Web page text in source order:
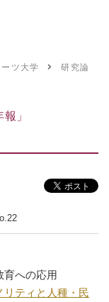
ツ大学 研究論文
」
育への応用
リティと人種・民